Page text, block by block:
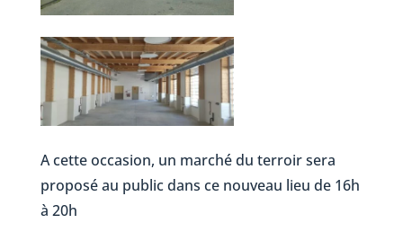
A cette occasion, un marché du terroir sera
proposé au public dans ce nouveau lieu de 16h
à 20h